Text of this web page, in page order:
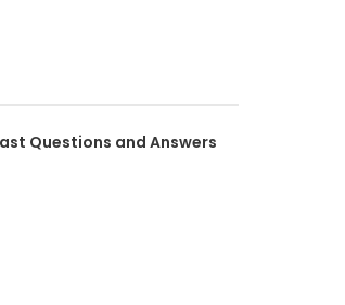
Questions and Answers